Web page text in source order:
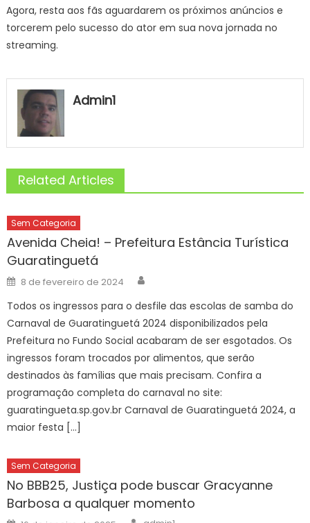
Agora, resta aos fãs aguardarem os próximos anúncios e
torcerem pelo sucesso do ator em sua nova jornada no
streaming.
Admin1
Related Articles
Sem Categoria
Avenida Cheia! – Prefeitura Estância Turística
Guaratinguetá
Posted
on
8 de fevereiro de 2024
Todos os ingressos para o desfile das escolas de samba do
Carnaval de Guaratinguetá 2024 disponibilizados pela
Prefeitura no Fundo Social acabaram de ser esgotados. Os
ingressos foram trocados por alimentos, que serão
destinados às famílias que mais precisam. Confira a
programação completa do carnaval no site:
guaratingueta.sp.gov.br Carnaval de Guaratinguetá 2024, a
maior festa […]
Sem Categoria
No BBB25, Justiça pode buscar Gracyanne
Barbosa a qualquer momento
Author